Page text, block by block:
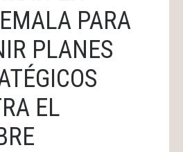
PARA
PLANES
EL